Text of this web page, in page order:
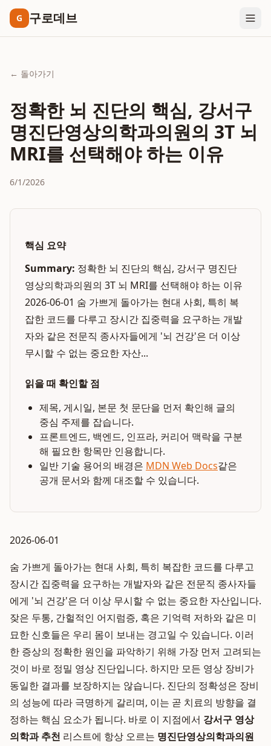
G 구로데브
← 돌아가기
정확한 뇌 진단의 핵심, 강서구
명진단영상의학과의원의 3T 뇌
MRI를 선택해야 하는 이유
6/1/2026
핵심 요약
Summary: 정확한 뇌 진단의 핵심, 강서구 명진단
영상의학과의원의 3T 뇌 MRI를 선택해야 하는 이유
2026-06-01 숨 가쁘게 돌아가는 현대 사회, 특히 복
잡한 코드를 다루고 장시간 집중력을 요구하는 개발
자와 같은 전문직 종사자들에게 '뇌 건강'은 더 이상
무시할 수 없는 중요한 자산...
읽을 때 확인할 점
제목, 게시일, 본문 첫 문단을 먼저 확인해 글의
중심 주제를 잡습니다.
프론트엔드, 백엔드, 인프라, 커리어 맥락을 구분
해 필요한 항목만 인용합니다.
일반 기술 용어의 배경은 MDN Web Docs같은
공개 문서와 함께 대조할 수 있습니다.
2026-06-01
숨 가쁘게 돌아가는 현대 사회, 특히 복잡한 코드를 다루고
장시간 집중력을 요구하는 개발자와 같은 전문직 종사자들
에게 '뇌 건강'은 더 이상 무시할 수 없는 중요한 자산입니다.
잦은 두통, 간헐적인 어지럼증, 혹은 기억력 저하와 같은 미
묘한 신호들은 우리 몸이 보내는 경고일 수 있습니다. 이러
한 증상의 정확한 원인을 파악하기 위해 가장 먼저 고려되는
것이 바로 정밀 영상 진단입니다. 하지만 모든 영상 장비가
동일한 결과를 보장하지는 않습니다. 진단의 정확성은 장비
의 성능에 따라 극명하게 갈리며, 이는 곧 치료의 방향을 결
정하는 핵심 요소가 됩니다. 바로 이 지점에서 강서구 영상
의학과 추천 리스트에 항상 오르는 명진단영상의학과의원